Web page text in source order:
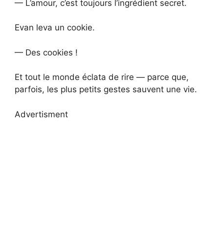
— L’amour, c’est toujours l’ingrédient secret.
Evan leva un cookie.
— Des cookies !
Et tout le monde éclata de rire — parce que,
parfois, les plus petits gestes sauvent une vie.
Advertisment